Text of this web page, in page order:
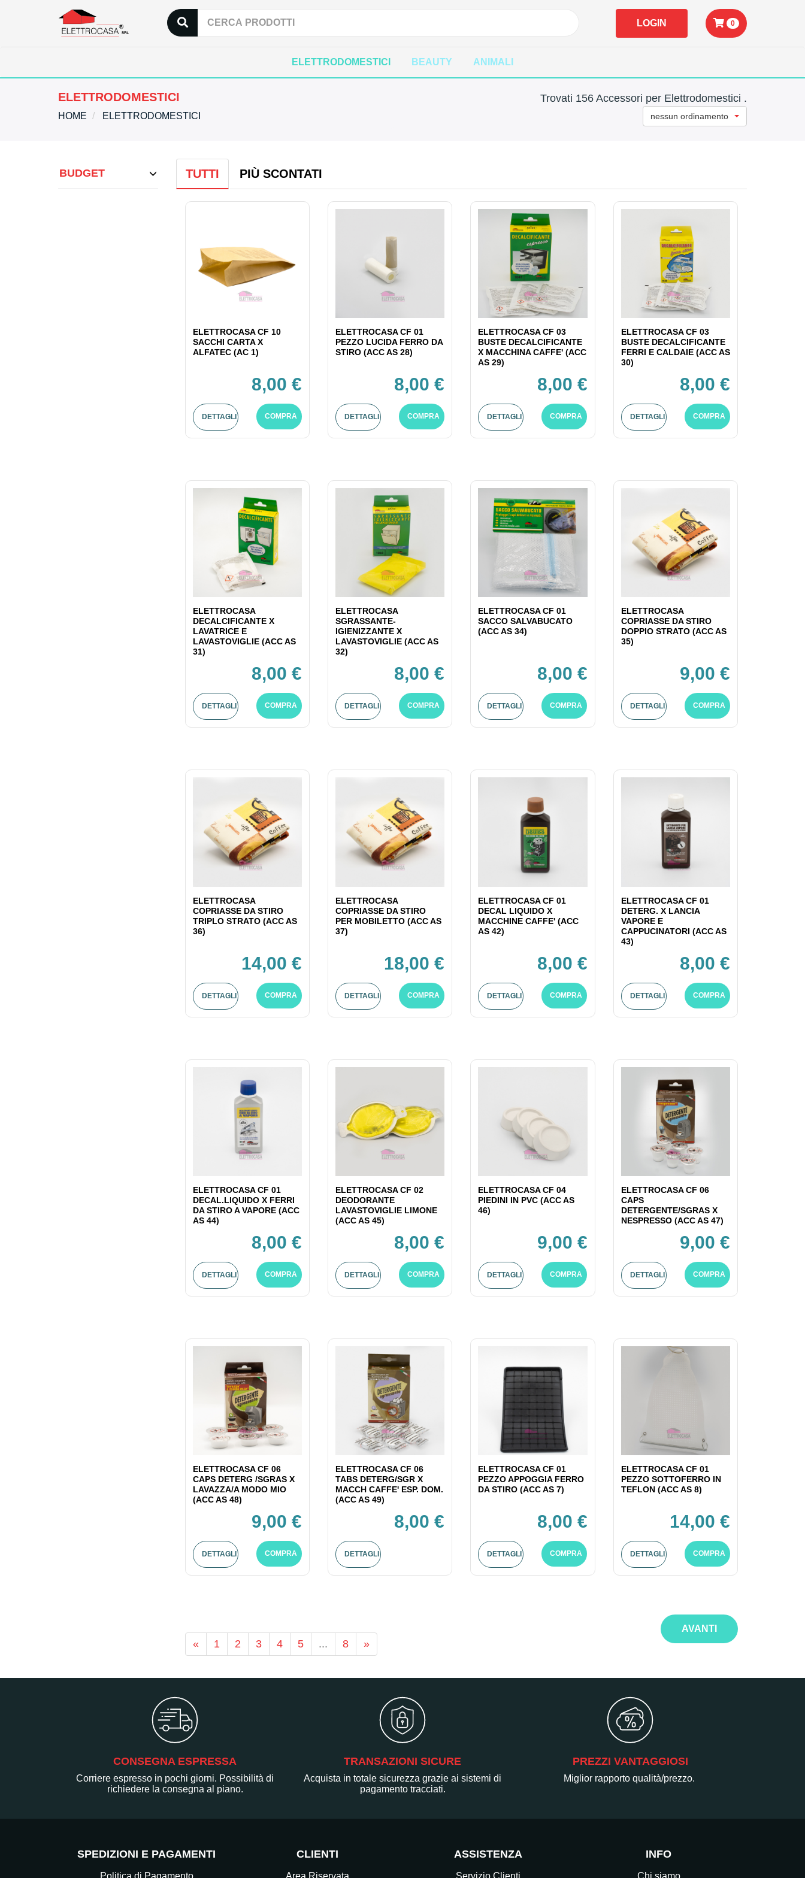
LOGIN 0
ELETTRODOMESTICI BEAUTY ANIMALI
ELETTRODOMESTICI
HOME ELETTRODOMESTICI
Trovati 156 Accessori per Elettrodomestici .
nessun ordinamento
BUDGET TUTTI PIÙ SCONTATI
ELETTROCASA CF 10
SACCHI CARTA X
ALFATEC (AC 1)
8,00 €
DETTAGLI COMPRA
ELETTROCASA CF 01
PEZZO LUCIDA FERRO DA
STIRO (ACC AS 28)
8,00 €
DETTAGLI COMPRA
ELETTROCASA CF 03
BUSTE DECALCIFICANTE
X MACCHINA CAFFE' (ACC
AS 29)
8,00 €
DETTAGLI COMPRA
ELETTROCASA CF 03
BUSTE DECALCIFICANTE
FERRI E CALDAIE (ACC AS
30)
8,00 €
DETTAGLI COMPRA
ELETTROCASA
DECALCIFICANTE X
LAVATRICE E
LAVASTOVIGLIE (ACC AS
31)
8,00 €
DETTAGLI COMPRA
ELETTROCASA
SGRASSANTE-
IGIENIZZANTE X
LAVASTOVIGLIE (ACC AS
32)
8,00 €
DETTAGLI COMPRA
ELETTROCASA CF 01
SACCO SALVABUCATO
(ACC AS 34)
8,00 €
DETTAGLI COMPRA
ELETTROCASA
COPRIASSE DA STIRO
DOPPIO STRATO (ACC AS
35)
9,00 €
DETTAGLI COMPRA
ELETTROCASA
COPRIASSE DA STIRO
TRIPLO STRATO (ACC AS
36)
14,00 €
DETTAGLI COMPRA
ELETTROCASA
COPRIASSE DA STIRO
PER MOBILETTO (ACC AS
37)
18,00 €
DETTAGLI COMPRA
ELETTROCASA CF 01
DECAL LIQUIDO X
MACCHINE CAFFE' (ACC
AS 42)
8,00 €
DETTAGLI COMPRA
ELETTROCASA CF 01
DETERG. X LANCIA
VAPORE E
CAPPUCINATORI (ACC AS
43)
8,00 €
DETTAGLI COMPRA
ELETTROCASA CF 01
DECAL.LIQUIDO X FERRI
DA STIRO A VAPORE (ACC
AS 44)
8,00 €
DETTAGLI COMPRA
ELETTROCASA CF 02
DEODORANTE
LAVASTOVIGLIE LIMONE
(ACC AS 45)
8,00 €
DETTAGLI COMPRA
ELETTROCASA CF 04
PIEDINI IN PVC (ACC AS
46)
9,00 €
DETTAGLI COMPRA
ELETTROCASA CF 06
CAPS
DETERGENTE/SGRAS X
NESPRESSO (ACC AS 47)
9,00 €
DETTAGLI COMPRA
ELETTROCASA CF 06
CAPS DETERG /SGRAS X
LAVAZZA/A MODO MIO
(ACC AS 48)
9,00 €
DETTAGLI COMPRA
ELETTROCASA CF 06
TABS DETERG/SGR X
MACCH CAFFE' ESP. DOM.
(ACC AS 49)
8,00 €
DETTAGLI
ELETTROCASA CF 01
PEZZO APPOGGIA FERRO
DA STIRO (ACC AS 7)
8,00 €
DETTAGLI COMPRA
ELETTROCASA CF 01
PEZZO SOTTOFERRO IN
TEFLON (ACC AS 8)
14,00 €
DETTAGLI COMPRA
« 1 2 3 4 5 ... 8 »
AVANTI
CONSEGNA ESPRESSA
Corriere espresso in pochi giorni. Possibilità di
richiedere la consegna al piano.
TRANSAZIONI SICURE
Acquista in totale sicurezza grazie ai sistemi di
pagamento tracciati.
PREZZI VANTAGGIOSI
Miglior rapporto qualità/prezzo.
SPEDIZIONI E PAGAMENTI
Politica di Pagamento
CLIENTI
Area Riservata
ASSISTENZA
Servizio Clienti
INFO
Chi siamo